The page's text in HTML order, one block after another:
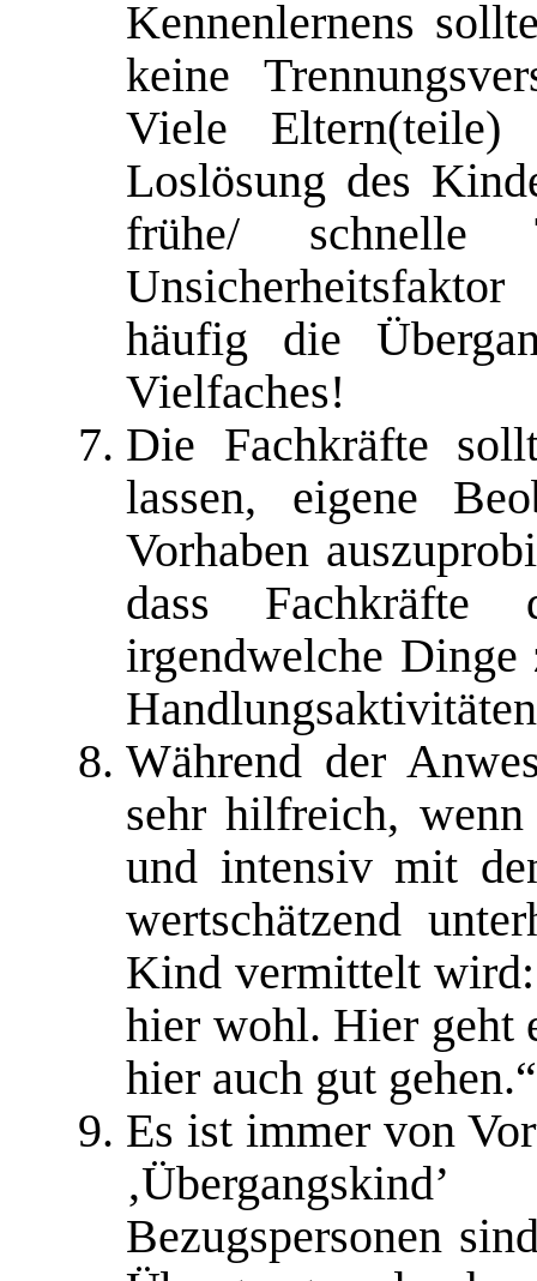
Kennenlernens
keine
Viele
Loslösung des
frühe/ schnelle
häufig die
Vielfaches!
Die Fachkräfte
lassen, eigene
Vorhaben
dass
irgendwelche Dinge
Während der
sehr hilfreich,
und intensiv mit
wertschätzend
Kind vermittelt wird:
hier wohl. Hier geht
hier auch gut gehen.“
Es ist immer von
Bezugspersonen